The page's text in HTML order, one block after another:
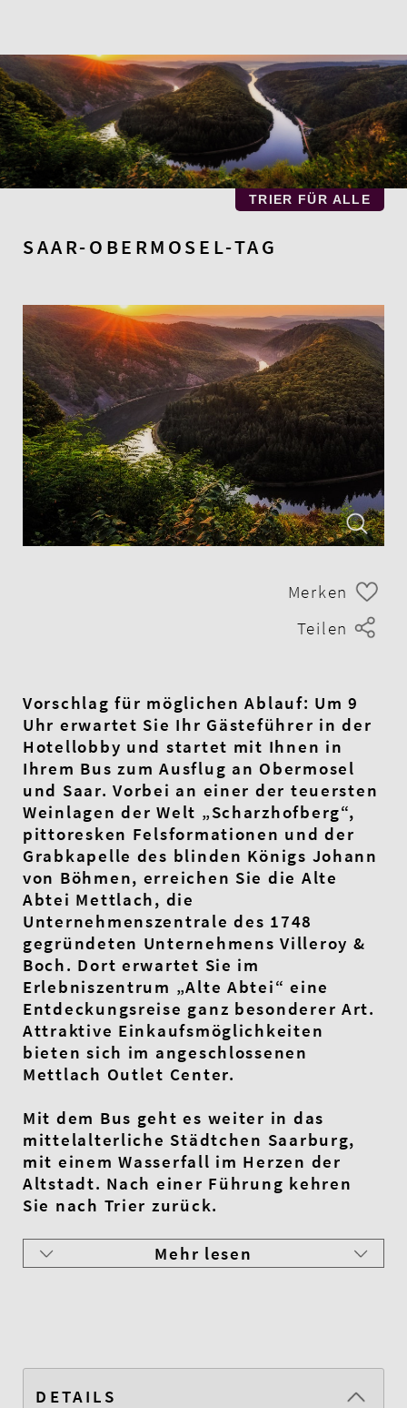
TRIER FÜR ALLE
SAAR-OBERMOSEL-TAG
Merken
Teilen
Vorschlag für möglichen Ablauf: Um 9
Uhr erwartet Sie Ihr Gästeführer in der
Hotellobby und startet mit Ihnen in
Ihrem Bus zum Ausflug an Obermosel
und Saar. Vorbei an einer der teuersten
Weinlagen der Welt „Scharzhofberg“,
pittoresken Felsformationen und der
Grabkapelle des blinden Königs Johann
von Böhmen, erreichen Sie die Alte
Abtei Mettlach, die
Unternehmenszentrale des 1748
gegründeten Unternehmens Villeroy &
Boch. Dort erwartet Sie im
Erlebniszentrum „Alte Abtei“ eine
Entdeckungsreise ganz besonderer Art.
Attraktive Einkaufsmöglichkeiten
bieten sich im angeschlossenen
Mettlach Outlet Center.
Mit dem Bus geht es weiter in das
mittelalterliche Städtchen Saarburg,
mit einem Wasserfall im Herzen der
Altstadt. Nach einer Führung kehren
Sie nach Trier zurück.
Mehr lesen
DETAILS